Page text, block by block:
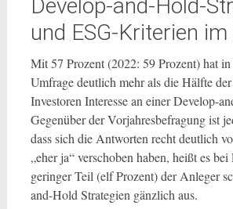
Develop-and-Hold-
und ESG-Kriterien
Mit 57 Prozent (2022: 59 Prozent) hat
Umfrage deutlich mehr als die Hälfte
Investoren Interesse an einer Develop-
Gegenüber der Vorjahresbefragung ist
dass sich die Antworten recht deutlich
„eher ja“ verschoben haben, heißt es
geringer Teil (elf Prozent) der Anleger
and-Hold Strategien gänzlich aus.